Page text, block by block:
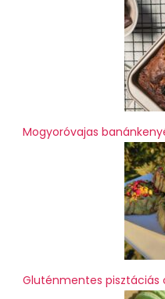
Mogyoróvajas
Gluténmentes pisztáciás